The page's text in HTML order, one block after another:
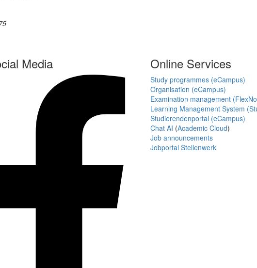
Media Online Services
Study programmes (eCampus)
Organisation (eCampus)
Examination management
Learning Management System
Studierendenportal (eCampus)
Chat AI (Academic Cloud)
Job announcements
Jobportal Stellenwerk